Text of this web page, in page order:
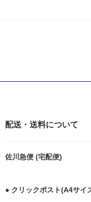
配送・送料について
佐川急便 (宅配便)
● クリックポスト(A4サイ